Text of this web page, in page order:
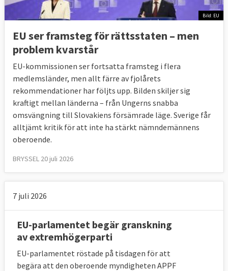
huruvida landet följt rekommendationen. Om
så inte är fallet kan kommissionen inleda ett
artikel-7-förfarande, se mer nedan.
Detta verktyg som
till att kommissionen i samarbete med
medlemslandet ska kunna hitta en lösning så
att inte artikel 7 i EU-fördraget, som är
dettredje sättetatt granska hot mot
rättsstatlighet, behöver aktiveras.
4. Vad är artikel 7?
Ett sätt för EU att varna och straffa
medlemsländer som riskerar eller har brutit mot
det politiskt tyngsta sättet att varna ett EU-
land som anses bryta mot artikel 2 där
rättsstatlighet ingår. EU-
kommissionenskriveratt: ”Trösklarna för att
Bild: EU
EU ser framsteg för rättsstaten – men
problem kvarstår
EU-kommissionen ser fortsatta framsteg i flera
medlemsländer, men allt färre av fjolårets
rekommendationer har följts upp. Bilden skiljer sig
kraftigt mellan länderna – från Ungerns snabba
omsvängning till Slovakiens försämrade läge. Sverige får
alltjämt kritik för att inte ha stärkt nämndemännens
oberoende.
BRYSSEL 20 juli 2026
7 juli 2026
EU-parlamentet begär granskning
av extremhögerparti
EU-parlamentet röstade på tisdagen för att
begära att den oberoende myndigheten APPF